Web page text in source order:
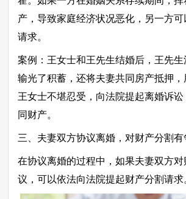
产，导致家庭经济状况恶化，另一方可
请求。
案例：王女士和王先生结婚后，王先生
输光了积蓄，还将夫妻共同房产抵押，
王女士不堪忍受，向法院提起离婚诉
同财产。
三、夫妻双方协议离婚，对财产分割有
在协议离婚的过程中，如果夫妻双方
议，可以依法向法院提起财产分割请求